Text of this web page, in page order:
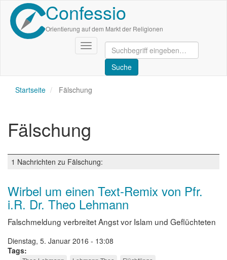
Direkt
zum
Inhalt
Confessio
Orientierung auf dem Markt der Religionen
Navigation
aktivieren/deaktivieren
Startseite Fälschung
Fälschung
1 Nachrichten zu Fälschung:
Wirbel um einen Text-Remix von Pfr.
i.R. Dr. Theo Lehmann
Falschmeldung verbreitet Angst vor Islam und Geflüchteten
Dienstag, 5. Januar 2016 - 13:08
Tags